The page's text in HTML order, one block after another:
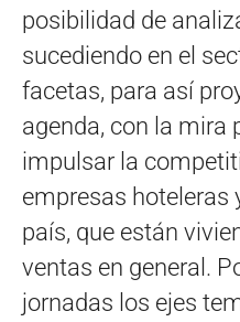
posibilidad de
sucediendo en el
facetas, para así
agenda, con la mira
impulsar la
empresas hoteleras
país, que están
ventas en general.
jornadas los ejes